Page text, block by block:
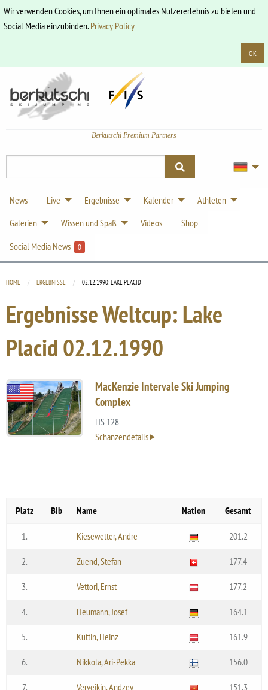
Wir verwenden Cookies, um Ihnen ein optimales Nutzererlebnis zu bieten und
Social Media einzubinden.Privacy Policy
OK
Berkutschi Premium Partners
News Live Ergebnisse Kalender
Athleten
Galerien
Wissen und Spaß Videos
Shop
Social Media News
0
HOME ERGEBNISSE CURRENT:
02.12.1990: LAKE PLACID
Ergebnisse Weltcup: Lake
Placid02.12.1990
MacKenzie Intervale Ski Jumping
Complex
HS 128
Schanzendetails
Platz Bib Name Nation Gesamt
1. Kiesewetter, Andre 201.2
2. Zuend, Stefan 177.4
3. Vettori, Ernst 177.2
4. Heumann, Josef 164.1
5. Kuttin, Heinz 161.9
6. Nikkola, Ari-Pekka 156.0
7. Verveikin, Andzey 151.3